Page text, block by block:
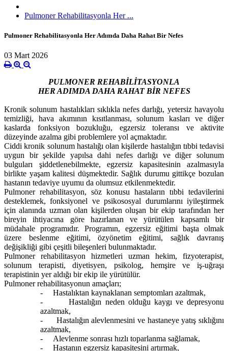
Pulmoner Rehabilitasyonla Her ...
Pulmoner Rehabilitasyonla Her Adımda Daha Rahat Bir Nefes
03 Mart 2026
PULMONER REHABİLİTASYONLA
HER ADIMDA DAHA RAHAT BİR NEFES
Kronik solunum hastalıkları sıklıkla nefes darlığı, yetersiz havayolu
temizliği, hava akımının kısıtlanması, solunum kasları ve diğer
kaslarda fonksiyon bozukluğu, egzersiz toleransı ve aktivite
düzeyinde azalma gibi problemlere yol açmaktadır.
Ciddi kronik solunum hastalığı olan kişilerde hastalığın tıbbi tedavisi
uygun bir şekilde yapılsa dahi nefes darlığı ve diğer solunum
bulguları şiddetlenebilmekte, egzersiz kapasitesinin azalmasıyla
birlikte yaşam kalitesi düşmektedir. Sağlık durumu gittikçe bozulan
hastanın tedaviye uyumu da olumsuz etkilenmektedir.
Pulmoner rehabilitasyon, söz konusu hastaların tıbbi tedavilerini
desteklemek, fonksiyonel ve psikososyal durumlarını iyileştirmek
için alanında uzman olan kişilerden oluşan bir ekip tarafından her
bireyin ihtiyacına göre hazırlanan ve yürütülen kapsamlı bir
müdahale programıdır. Programın, egzersiz eğitimi başta olmak
üzere beslenme eğitimi, özyönetim eğitimi, sağlık davranış
değişikliği gibi çeşitli bileşenleri bulunmaktadır.
Pulmoner rehabilitasyon hizmetleri uzman hekim, fizyoterapist,
solunum terapisti, diyetisyen, psikolog, hemşire ve iş-uğraşı
terapistinin yer aldığı bir ekip ile yürütülür.
Pulmoner rehabilitasyonun amaçları;
-
Hastalıktan kaynaklanan semptomları azaltmak,
-
Hastalığın neden olduğu kaygı ve depresyonu
azaltmak,
-
Hastalığın alevlenmesini ve hastaneye yatış sıklığını
azaltmak,
-
Alevlenme sonrası hızlı toparlanma sağlamak,
-
Hastanın egzersiz kapasitesini artırmak,